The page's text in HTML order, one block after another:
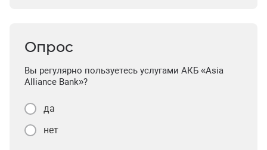
Опрос
Вы регулярно пользуетесь услугами АКБ «Asia
Alliance Bank»?
да
нет